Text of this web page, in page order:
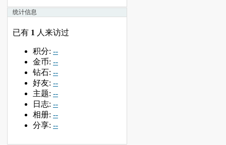
统计信息
已有 1 人来访过
积分: --
金币: --
钻石: --
好友: --
主题: --
日志: --
相册: --
分享: --